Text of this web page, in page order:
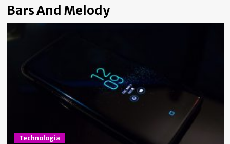
Bars And Melody
Technologia